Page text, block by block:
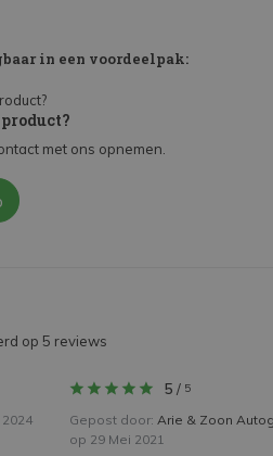
in een voordeelpak:
met ons opnemen.
op 5 reviews
5 / 5
Gepost door: Arie & Zoon
op 29 Mei 2021